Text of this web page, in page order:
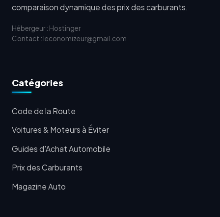
comparaison dynamique des prix des carburants.
Hébergeur : Hostinger
Contact : leconomizeur@gmail.com
Catégories
Code de la Route
Voitures & Moteurs à Éviter
Guides d'Achat Automobile
Prix des Carburants
Magazine Auto